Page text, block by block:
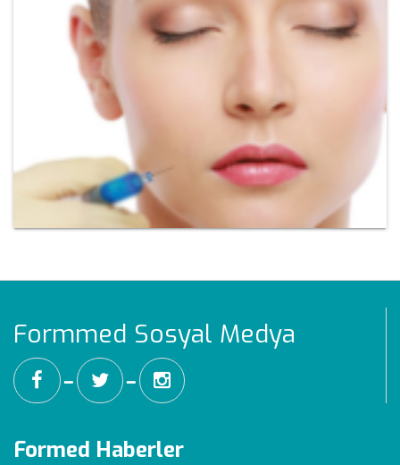
Formmed Sosyal Medya
━ ━
Formed Haberler